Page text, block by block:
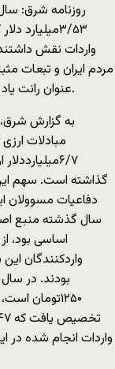
روزنامه شرق:
۳/
واردات نقش
مردم ايران و تبعات
عنوان رانت ياد می‌شود که رقمی حدود ۶۴هزارميلياردتومان است.
به گزارش
گذاشته است. سهم اين
سال گذشته منبع
اساسی بود،
واردکنندگان
۱۲۵۰تومان
واردات انجام شده در